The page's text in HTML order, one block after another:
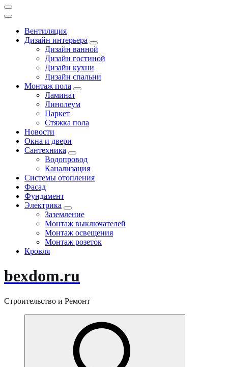
Вентиляция
Дизайн интерьера
Дизайн ванной
Дизайн гостиной
Дизайн кухни
Дизайн спальни
Монтаж пола
Ламинат
Линолеум
Паркет
Стяжка пола
Новости
Окна и двери
Сантехника
Водопровод
Канализация
Системы отопления
Фасад
Фундамент
Электрика
Заземление
Монтаж выключателей
Монтаж освещения
Монтаж розеток
Кровля
bexdom.ru
Строительство и Ремонт